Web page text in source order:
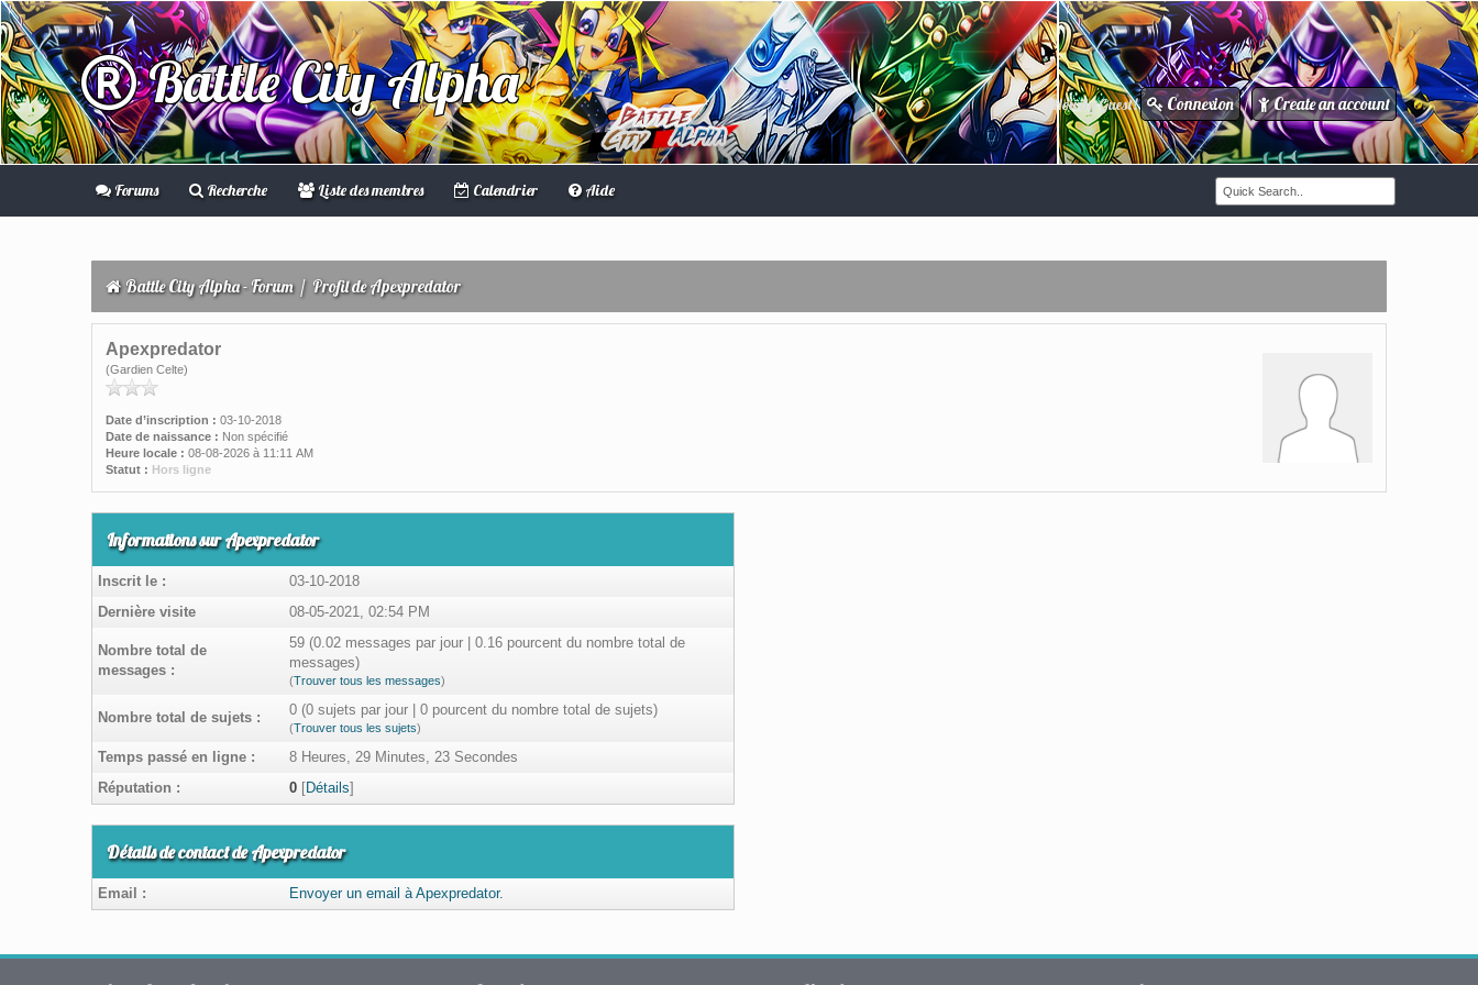
Battle City Alpha Howdy Guest! Connexion / Create an account
Forums Recherche Liste des membres Calendrier Aide
Battle City Alpha - Forum / Profil de Apexpredator
Apexpredator
(Gardien Celte)
Date d’inscription : 03-10-2018
Date de naissance : Non spécifié
Heure locale : 08-08-2026 à 11:11 AM
Statut : Hors ligne
Informations sur Apexpredator
Inscrit le :
03-10-2018
Dernière visite
08-05-2021, 02:54 PM
Nombre total de
messages :
59 (0.02 messages par jour | 0.16 pourcent du nombre total de
messages)
(Trouver tous les messages)
Nombre total de sujets : 0 (0 sujets par jour | 0 pourcent du nombre total de sujets)
(Trouver tous les sujets)
Temps passé en ligne :
8 Heures, 29 Minutes, 23 Secondes
Réputation :
0 [Détails]
Détails de contact de Apexpredator
Email : Envoyer un email à Apexpredator.